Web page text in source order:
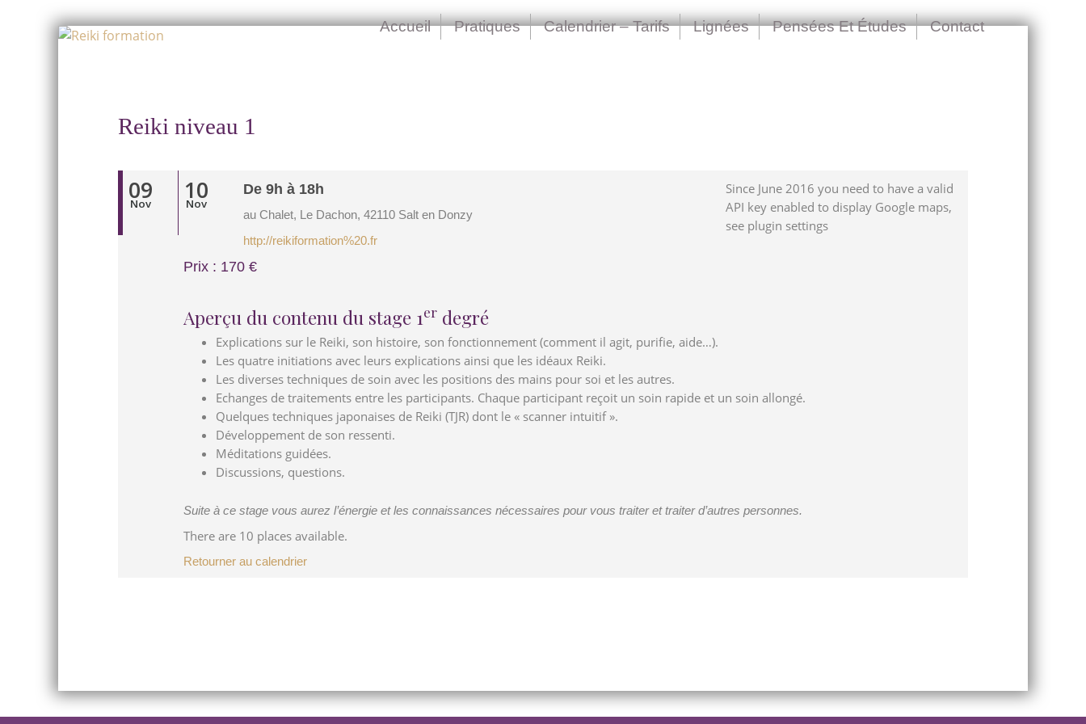
Skip
Accueil Pratiques Calendrier – Tarifs Lignées Pensées Et Études Contact
Reiki niveau 1
09
Nov 10
Nov
Since June 2016 you need to have a valid
API key enabled to display Google maps,
see plugin settings
De 9h à 18h
au Chalet, Le Dachon, 42110 Salt en Donzy
http://reikiformation%20.fr
Prix : 170 €
Aperçu du contenu du stage 1er degré
Explications sur le Reiki, son histoire, son fonctionnement (comment il agit, purifie, aide…).
Les quatre initiations avec leurs explications ainsi que les idéaux Reiki.
Les diverses techniques de soin avec les positions des mains pour soi et les autres.
Echanges de traitements entre les participants. Chaque participant reçoit un soin rapide et un soin allongé.
Quelques techniques japonaises de Reiki (TJR) dont le « scanner intuitif ».
Développement de son ressenti.
Méditations guidées.
Discussions, questions.
Suite à ce stage vous aurez l’énergie et les connaissances nécessaires pour vous traiter et traiter d’autres personnes.
There are 10 places available.
Retourner au calendrier